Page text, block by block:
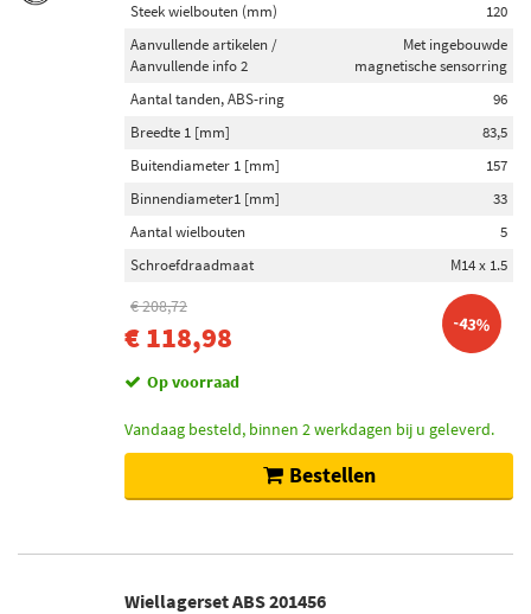
Steek wielbouten (mm)
120
Aanvullende artikelen /
Aanvullende info 2
Met ingebouwde
magnetische sensorring
Aantal tanden, ABS-ring
96
Breedte 1 [mm]
83,5
Buitendiameter 1 [mm]
157
Binnendiameter1 [mm]
33
Aantal wielbouten
5
Schroefdraadmaat
M14 x 1.5
€ 208,72
€ 118,98 -43%
Op voorraad
Vandaag besteld, binnen 2 werkdagen bij u geleverd.
Bestellen
Wiellagerset ABS 201456